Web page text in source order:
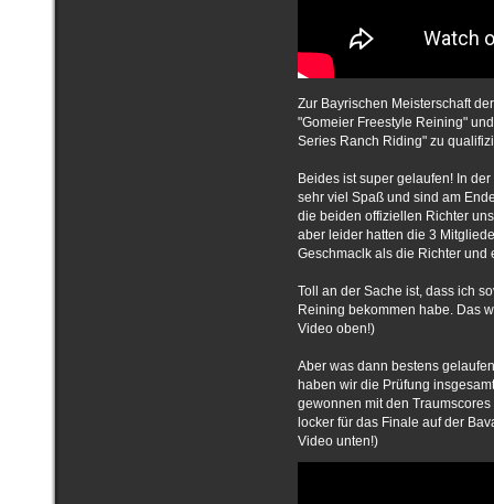
Zur Bayrischen Meisterschaft
"Gomeier Freestyle Reining"
Series Ranch Riding" zu
Beides ist super gelaufen! In
sehr viel Spaß und sind am
die beiden offiziellen Richter
aber leider hatten die 3
Geschmaclk als die Richter
Toll an der Sache ist, dass ich
Reining bekommen habe. Das
Video oben!)
Aber was dann bestens
haben wir die Prüfung
gewonnen mit den
locker für das Finale auf der
Video unten!)